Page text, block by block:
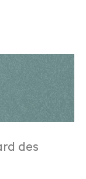
des